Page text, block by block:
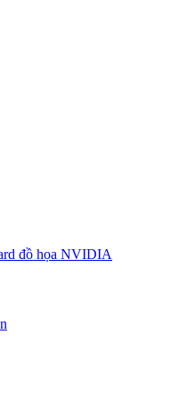
đồ họa NVIDIA